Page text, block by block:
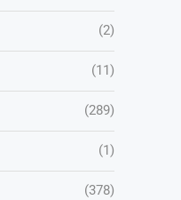
(2)
(11)
(289)
(1)
(378)